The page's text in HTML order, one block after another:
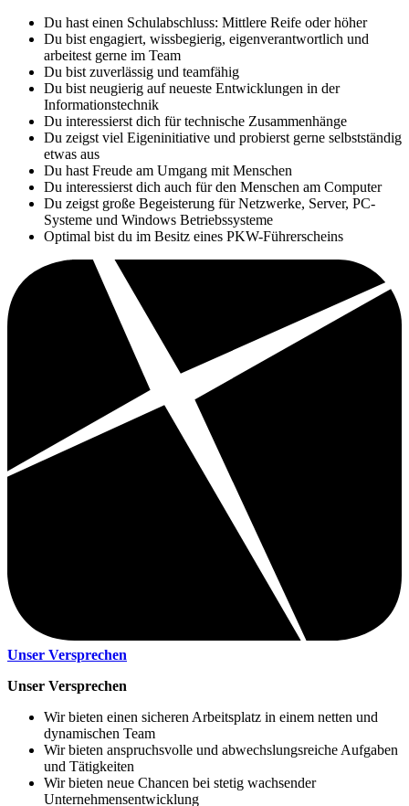
Du hast einen Schulabschluss: Mittlere Reife oder höher
Du bist engagiert, wissbegierig, eigenverantwortlich und
arbeitest gerne im Team
Du bist zuverlässig und teamfähig
Du bist neugierig auf neueste Entwicklungen in der
Informationstechnik
Du interessierst dich für technische Zusammenhänge
Du zeigst viel Eigeninitiative und probierst gerne selbstständig
etwas aus
Du hast Freude am Umgang mit Menschen
Du interessierst dich auch für den Menschen am Computer
Du zeigst große Begeisterung für Netzwerke, Server, PC-
Systeme und Windows Betriebssysteme
Optimal bist du im Besitz eines PKW-Führerscheins
Unser Versprechen
Unser Versprechen
Wir bieten einen sicheren Arbeitsplatz in einem netten und
dynamischen Team
Wir bieten anspruchsvolle und abwechslungsreiche Aufgaben
und Tätigkeiten
Wir bieten neue Chancen bei stetig wachsender
Unternehmensentwicklung